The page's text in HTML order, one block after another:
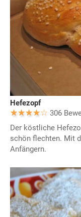
Hefezopf
306
Der köstliche
schön flechten. Mit
Anfängern.